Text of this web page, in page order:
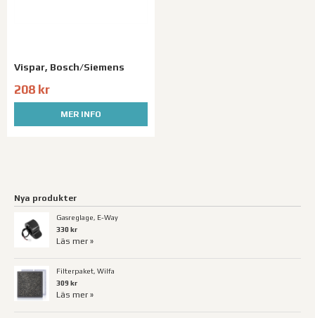
Vispar, Bosch/Siemens
208 kr
MER INFO
Nya produkter
Gasreglage, E-Way
330 kr
Läs mer »
Filterpaket, Wilfa
309 kr
Läs mer »